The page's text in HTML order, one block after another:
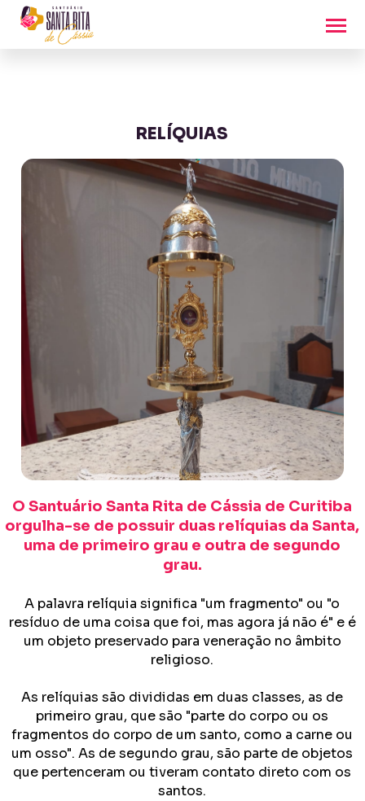
RELÍQUIAS
O Santuário Santa Rita de Cássia de Curitiba
orgulha-se de possuir duas relíquias da Santa,
uma de primeiro grau e outra de segundo
grau.
A palavra relíquia significa "um fragmento" ou "o
resíduo de uma coisa que foi, mas agora já não é" e é
um objeto preservado para veneração no âmbito
religioso.
As relíquias são divididas em duas classes, as de
primeiro grau, que são "parte do corpo ou os
fragmentos do corpo de um santo, como a carne ou
um osso".As de segundo grau, são parte de objetos
que pertenceram ou tiveram contato direto com os
santos.